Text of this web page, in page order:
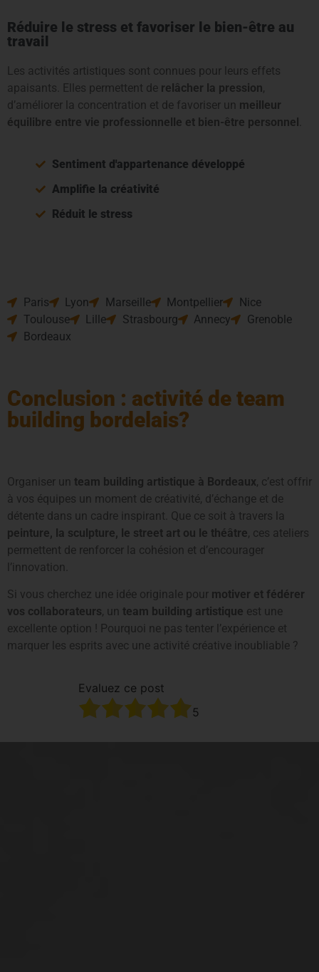
Réduire le stress et favoriser le bien-être au
travail
Les activités artistiques sont connues pour leurs effets
apaisants. Elles permettent de relâcher la pression,
d’améliorer la concentration et de favoriser un meilleur
équilibre entre vie professionnelle et bien-être personnel
Sentiment d'appartenance développé
Amplifie la créativité
Réduit le stress
Paris Lyon Marseille Montpellier
Nice
Toulouse
Lille Strasbourg Annecy
Grenoble
Bordeaux
Conclusion : activité de team
building bordelais?
Organiser un team building artistique à Bordeaux, c’est offrir
à vos équipes un moment de créativité, d’échange et de
détente dans un cadre inspirant. Que ce soit à travers la
peinture, la sculpture, le street art ou le théâtre, ces ateliers
permettent de renforcer la cohésion et d’encourager
l’innovation.
Si vous cherchez une idée originale pour motiver et fédérer
vos collaborateurs, un team building artistique est une
excellente option ! Pourquoi ne pas tenter l’expérience et
marquer les esprits avec une activité créative inoubliable ?
Evaluez ce post
5